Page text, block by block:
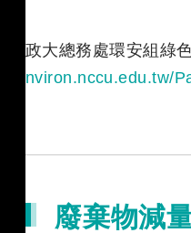
政大總務處環安組綠
nviron.nccu.edu.tw/
廢棄物減